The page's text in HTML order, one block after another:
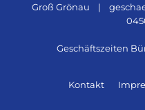
Groß Grönau |
Geschäftszeiten
Kontakt